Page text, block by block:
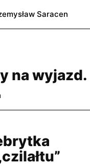
Saracen
na wyjazd.